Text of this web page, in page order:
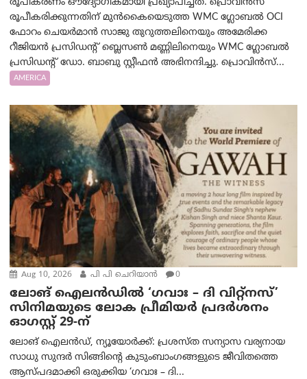
രൂപീകരിക്കുന്നതിന് മുൻകൈയെടുത്ത WMC ഗ്ലോബൽ OCI
ഫോറം ചെയർമാൻ സാജു തുറുത്തലിനെയും അമേരിക്ക
റീജിയൻ പ്രസിഡന്റ് ബ്ലെസൺ മണ്ണിലിനെയും WMC ഗ്ലോബൽ
പ്രസിഡന്റ് ഡോ. ബാബു സ്റ്റീഫൻ അഭിനന്ദിച്ചു. പ്രൊവിൻസ്...
AMERICA
Aug 10, 2026 പി പി ചെറിയാൻ 0
ലോങ് ഐലൻഡിൽ ‘ഗവാഃ – ദി വിറ്റ്‌നസ്’
സിനിമയുടെ ലോക പ്രീമിയർ പ്രദർശനം
ഓഗസ്റ്റ് 29-ന്
ലോങ് ഐലൻഡ്, ന്യൂയോർക്ക്: പ്രശസ്ത സന്യാസ വര്യനായ
സാധു സുന്ദർ സിങ്ങിന്റെ കുടുംബാംഗങ്ങളുടെ ജീവിതത്തെ
ആസ്പദമാക്കി ഒരുക്കിയ ‘ഗവാഃ – ദി...